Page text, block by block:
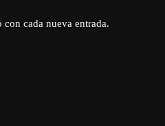
cada nueva entrada.